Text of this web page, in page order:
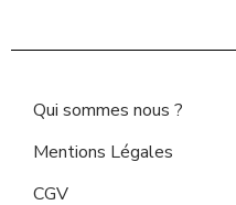
Qui sommes nous ?
Mentions Légales
CGV